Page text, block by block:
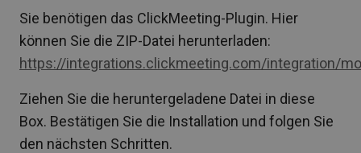
Sie benötigen das ClickMeeting-Plugin. Hier
können Sie die ZIP-Datei herunterladen:
https://integrations.clickmeeting.com/integration/
Ziehen Sie die heruntergeladene Datei in diese
Box. Bestätigen Sie die Installation und folgen Sie
den nächsten Schritten.